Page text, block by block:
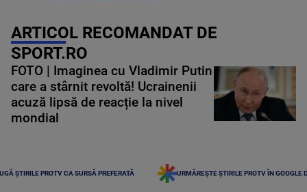
ARTICOL RECOMANDAT DE
SPORT.RO
FOTO | Imaginea cu Vladimir Putin
care a stârnit revoltă! Ucrainenii
acuză lipsă de reacție la nivel
mondial
ȘTIRILE PROTV CA SURSĂ PREFERATĂ URMĂREȘTE ȘTIRILE PROTV ÎN GOOGLE